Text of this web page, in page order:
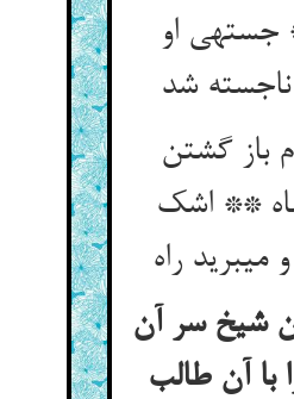
او
شد
باز گشتن
** اشک
می‏برید راه‏
شیخ سر آن
با آن طالب